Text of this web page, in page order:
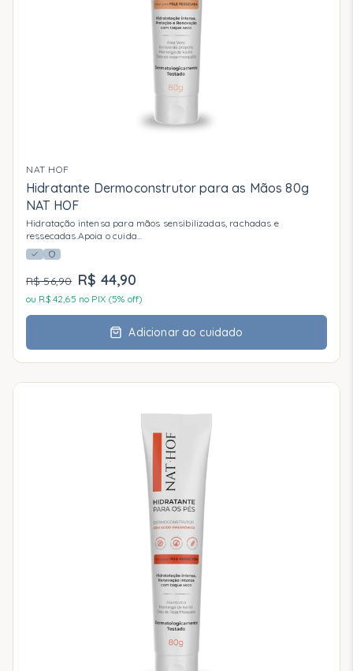
NAT HOF
Hidratante Dermoconstrutor para as Mãos 80g
NAT HOF
Hidratação intensa para mãos sensibilizadas, rachadas e
ressecadas.Apoia o cuida...
R$ 56,90 R$ 44,90
ou R$42,65 no PIX (5% off)
Adicionar ao cuidado